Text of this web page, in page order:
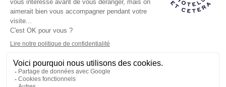
HÔTEL CABANE © 2023MENTIONS LÉGALES
POLITIQUE DE CONFIDENTIALITÉ